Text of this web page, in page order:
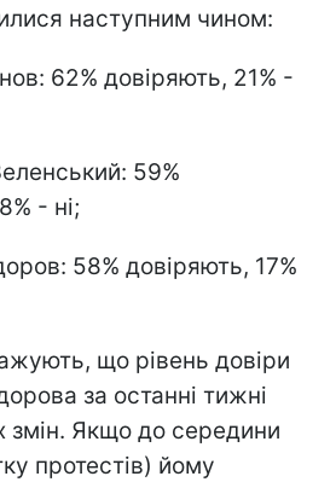
наступним чином:
62% довіряють, 21% -
59%
- ні;
58% довіряють, 17%
що рівень довіри
за останні тижні
змін. Якщо до середини
протестів) йому